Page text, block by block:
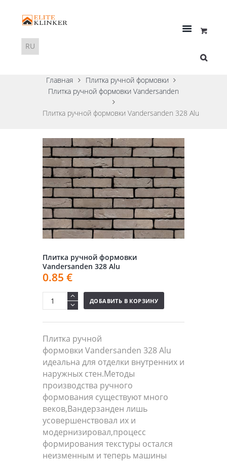
Главная
Плитка ручной формовки
Плитка ручной формовки Vandersanden
Плитка ручной формовки Vandersanden 328 Alu
Плитка ручной формовки
Vandersanden 328 Alu
0.85 €
ДОБАВИТЬ В КОРЗИНУ
Плитка ручной
формовки Vandersanden 328 Alu
идеальна для отделки внутренних и
наружных стен.Методы
производства ручного
формования существуют много
веков,Вандерзанден лишь
усовершенствовал их и
модернизировал,процесс
формирования текстуры остался
неизменным и теперь машины